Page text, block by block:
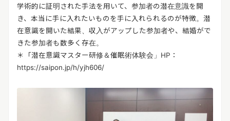
学術的に証明された手法を用いて、参加者の潜在意識を開
き、本当に手に入れたいものを手に入れられるのが特徴。潜
在意識を開いた結果、収入がアップした参加者や、結婚がで
きた参加者も数多く存在。
＊「潜在意識マスター研修＆催眠術体験会」HP：
https://saipon.jp/h/yjh606/